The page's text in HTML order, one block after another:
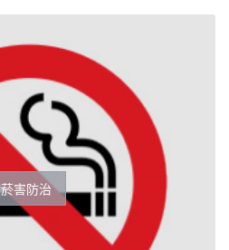
菸害防治